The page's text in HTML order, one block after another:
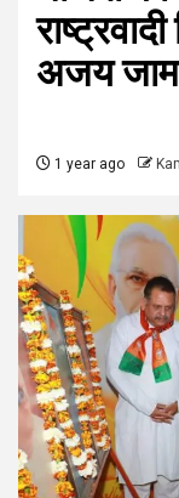
अजय
1 year ago